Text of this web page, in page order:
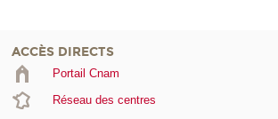
ACCÈS DIRECTS
Portail Cnam
Réseau des centres